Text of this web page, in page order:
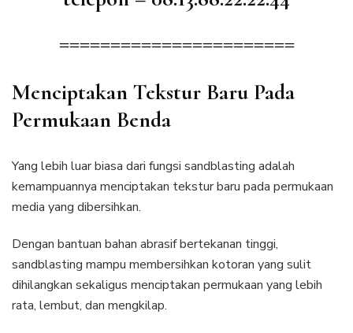
=======================
Menciptakan Tekstur Baru Pada
Permukaan Benda
Yang lebih luar biasa dari fungsi sandblasting adalah
kemampuannya menciptakan tekstur baru pada permukaan
media yang dibersihkan.
Dengan bantuan bahan abrasif bertekanan tinggi,
sandblasting mampu membersihkan kotoran yang sulit
dihilangkan sekaligus menciptakan permukaan yang lebih
rata, lembut, dan mengkilap.